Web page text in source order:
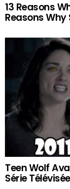
13 Reasons
Reasons Why
Teen Wolf
Série